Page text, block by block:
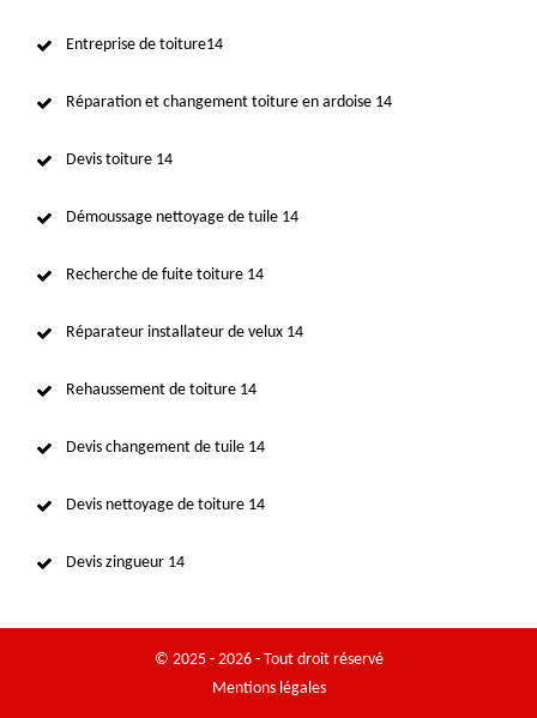
Entreprise de toiture14
Réparation et changement toiture en ardoise 14
Devis toiture 14
Démoussage nettoyage de tuile 14
Recherche de fuite toiture 14
Réparateur installateur de velux 14
Rehaussement de toiture 14
Devis changement de tuile 14
Devis nettoyage de toiture 14
Devis zingueur 14
© 2025 - 2026 - Tout droit réservé
Mentions légales